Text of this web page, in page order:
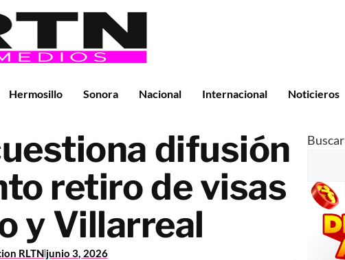
Hermosillo Sonora Nacional Internacional Noticieros
difusión
retiro de visas
y Villarreal
RLTN junio 3, 2026
Buscar